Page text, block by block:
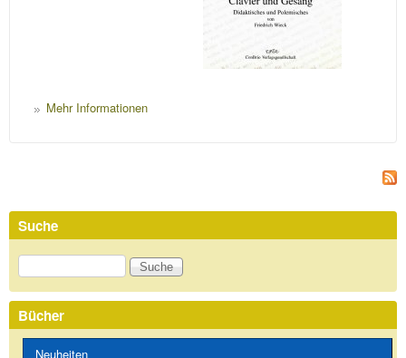
Mehr Informationen
Suche
Suche
Bücher
Neuheiten